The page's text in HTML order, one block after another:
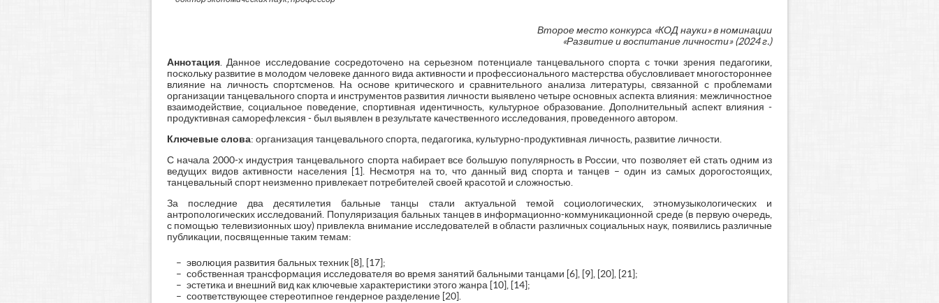
Второе место конкурса «КОД науки» в номинации
«Развитие и воспитание личности» (2024 г.)
Аннотация. Данное исследование сосредоточено на серьезном потенциале танцевального спорта с точки зрения педагогики,
поскольку развитие в молодом человеке данного вида активности и профессионального мастерства обусловливает многостороннее
влияние на личность спортсменов. На основе критического и сравнительного анализа литературы, связанной с проблемами
организации танцевального спорта и инструментов развития личности выявлено четыре основных аспекта влияния: межличностное
взаимодействие, социальное поведение, спортивная идентичность, культурное образование. Дополнительный аспект влияния -
продуктивная саморефлексия - был выявлен в результате качественного исследования, проведенного автором.
Ключевые слова: организация танцевального спорта, педагогика, культурно-продуктивная личность, развитие личности.
С начала 2000-х индустрия танцевального спорта набирает все большую популярность в России, что позволяет ей стать одним из
ведущих видов активности населения [1]. Несмотря на то, что данный вид спорта и танцев – один из самых дорогостоящих,
танцевальный спорт неизменно привлекает потребителей своей красотой и сложностью.
За последние два десятилетия бальные танцы стали актуальной темой социологических, этномузыкологических и
антропологических исследований. Популяризация бальных танцев в информационно-коммуникационной среде (в первую очередь,
с помощью телевизионных шоу) привлекла внимание исследователей в области различных социальных наук, появились различные
публикации, посвященные таким темам:
эволюция развития бальных техник [8], [17];
собственная трансформация исследователя во время занятий бальными танцами [6], [9], [20], [21];
эстетика и внешний вид как ключевые характеристики этого жанра [10], [14];
соответствующее стереотипное гендерное разделение [20].